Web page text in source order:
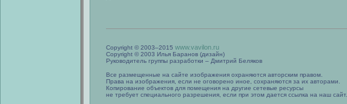
Copyright © 2003–2015 www.vavilon.ru
Copyright © 2003 Илья Баранов (дизайн)
Руководитель группы разработки – Дмитрий Беляков
Все размещенные на сайте изображения охраняются авторским правом.
Права на изображения, если не оговорено иное, сохраняются за их авторами.
Копирование объектов для помещения на другие сетевые ресурсы
не требует специального разрешения, если при этом дается ссылка на наш сайт.